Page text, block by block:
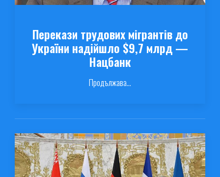
Перекази трудових мігрантів до
України надійшло $9,7 млрд —
Нацбанк
Продължава...